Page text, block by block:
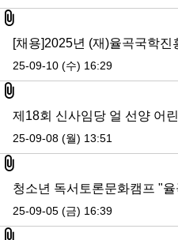
첨부파일
25-09-10 (수) 16:29
첨부파일
25-09-08 (월) 13:51
첨부파일
25-09-05 (금) 16:39
첨부파일